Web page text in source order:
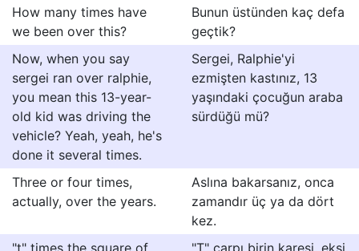
How many times have
we been over this?
Bunun üstünden kaç defa
geçtik?
Now, when you say
sergei ran over ralphie,
you mean this 13-year-
old kid was driving the
vehicle? Yeah, yeah, he's
done it several times.
Sergei, Ralphie'yi
ezmişten kastınız, 13
yaşındaki çocuğun araba
sürdüğü mü?
Three or four times,
actually, over the years.
Aslına bakarsanız, onca
zamandır üç ya da dört
kez.
"t" times the square of
"T" çarpı birin karesi, eksi